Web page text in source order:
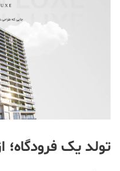
تولد یک فرودگاه؛